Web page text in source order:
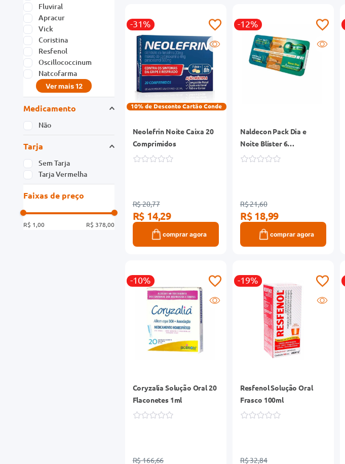
Fluviral
Apracur
Vick
Coristina
Resfenol
Oscillococcinum
Natcofarma
Ver mais 12
Medicamento
Não
Tarja
Sem Tarja
Tarja Vermelha
Faixas de preço
R$ 1,00 R$ 378,00
-31%
10% de Desconto Cartão Conde
Neolefrin Noite Caixa 20
Comprimidos
R$ 20,77
R$ 14,29
comprar agora
-12%
Naldecon Pack Dia e
Noite Blíster 6
Comprimidos
R$ 21,60
R$ 18,99
comprar agora
-10%
Coryzalia Solução Oral 20
Flaconetes 1ml
R$ 166,66
-19%
Resfenol Solução Oral
Frasco 100ml
R$ 32,84